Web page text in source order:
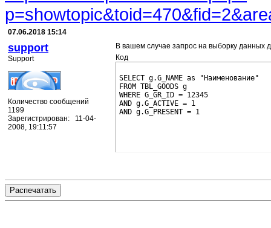
07.06.2018 15:14
support
Support
Количество сообщений
1199
Зарегистрирован: 11-04-
2008, 19:11:57
В вашем случае запрос на выборку данных
Код
SELECT g.G_NAME as "Наименование"
FROM TBL_GOODS g
WHERE G_GR_ID = 12345
AND g.G_ACTIVE = 1
AND g.G_PRESENT = 1